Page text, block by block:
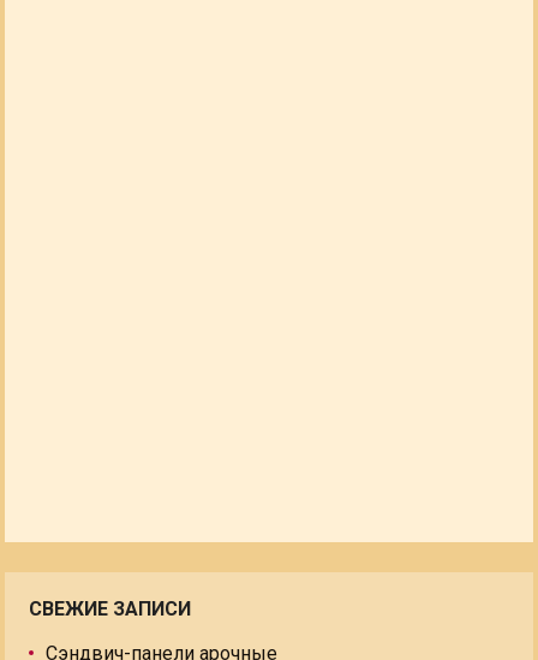
СВЕЖИЕ ЗАПИСИ
Сэндвич-панели арочные